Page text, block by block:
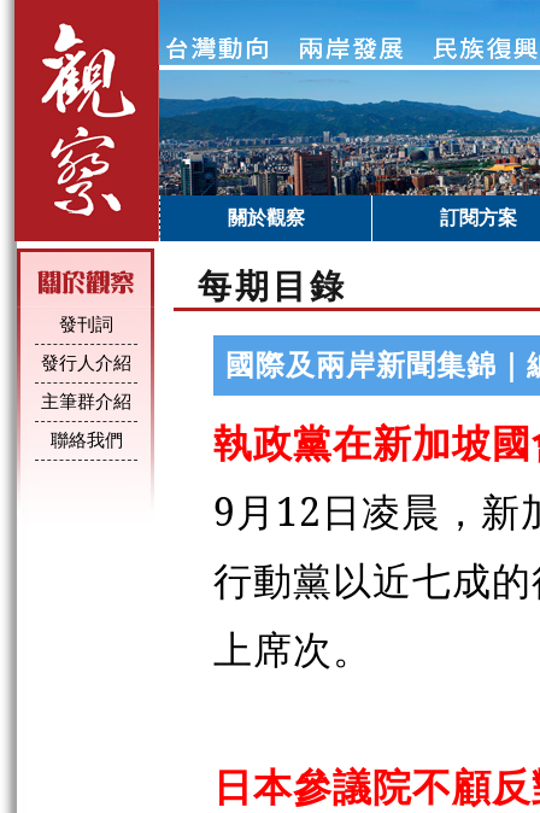
關於觀察 訂閱方案
發刊詞
發行人介紹
主筆群介紹
聯絡我們
每期目錄
國際及兩岸新聞集錦｜
執政黨在新加坡
9月12日凌晨，新
行動黨以近七成
上席次。
日本參議院不顧